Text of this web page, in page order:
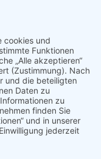
Sie es weiter:
Pinterest
E-
Mail